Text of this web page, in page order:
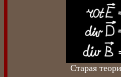
Старая